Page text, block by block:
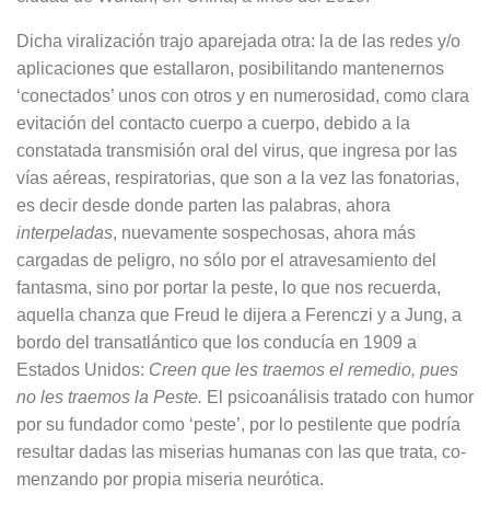
Dicha viralización trajo aparejada otra: la de las redes y/o
aplicaciones que estallaron, posibilitando mantenernos
‘conectados’ unos con otros y en nu­merosidad, como clara
evitación del contacto cuerpo a cuerpo, debido a la
constatada transmisión oral del virus, que ingresa por las
vías aéreas, respi­ratorias, que son a la vez las fonatorias,
es decir desde donde parten las pala­bras, ahora
interpeladas, nuevamente sospechosas, ahora más
cargadas de peligro, no sólo por el atravesamiento del
fantasma, sino por portar la peste, lo que nos recuerda,
aquella chanza que Freud le dijera a Ferenczi y a Jung, a
bordo del transatlántico que los conducía en 1909 a
Estados Uni­dos: Creen que les traemos el reme­dio, pues
no les traemos la Peste. El psicoanálisis tratado con humor
por su fundador como ‘peste’, por lo pestilen­te que podría
resultar dadas las mise­rias humanas con las que trata, co­
menzando por propia miseria neuróti­ca.